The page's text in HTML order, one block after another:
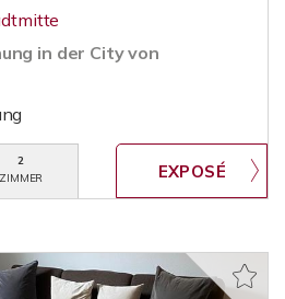
in der City von
2
ZIMMER